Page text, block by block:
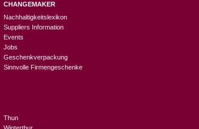
CHANGEMAKER
Nachhaltigkeitslexikon
Suppliers Information
Events
Jobs
Geschenkverpackung
Sinnvolle Firmengeschenke
Thun